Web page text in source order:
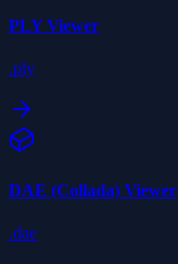
PLYViewer
.ply
DAE (Collada) Viewer
.dae